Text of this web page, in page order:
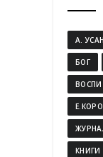
А.
БОГ